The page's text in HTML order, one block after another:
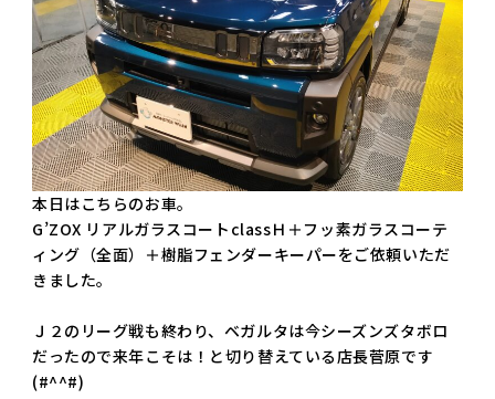
本日はこちらのお車。
G’ZOX リアルガラスコートclassＨ＋フッ素ガラスコーテ
ィング（全面）＋樹脂フェンダーキーパーをご依頼いただ
きました。
Ｊ２のリーグ戦も終わり、ベガルタは今シーズンズタボロ
だったので来年こそは！と切り替えている店長菅原です
(#^^#)